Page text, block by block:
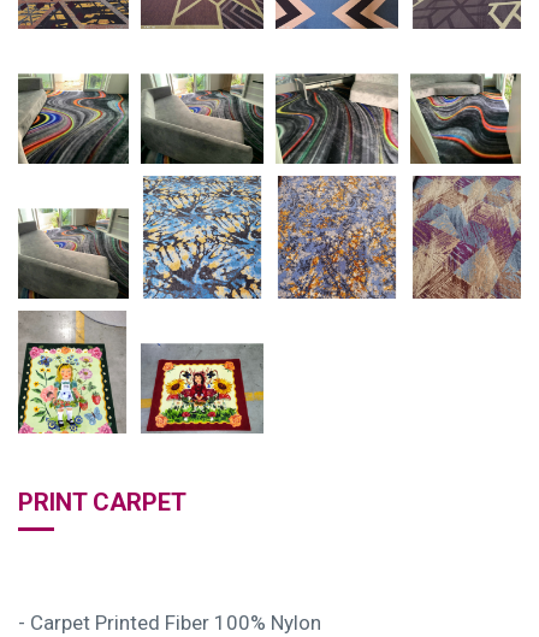
PRINT CARPET
- Carpet Printed Fiber 100% Nylon